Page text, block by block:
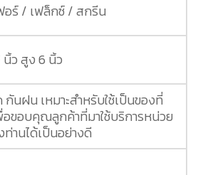
อร์ / เฟล็กซ์ / สกรีน
นิ้ว สูง 6 นิ้ว
นฝน เหมาะสำหรับใช้เป็นของที่
อขอบคุณลูกค้าที่มาใช้บริการหน่วย
ท่านได้เป็นอย่างดี